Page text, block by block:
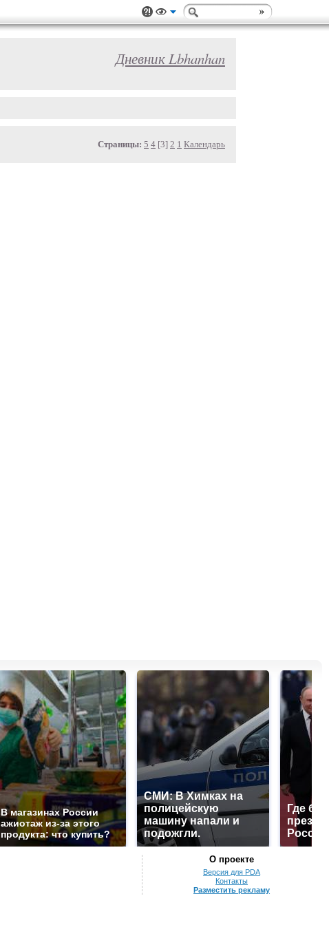
Дневник Lbhanhan
Страницы: 5 4 [3] 2 1 Календарь
В магазинах России
ажиотаж из-за этого
продукта: что купить?
СМИ: В Химках на
полицейскую
машину напали и
подожгли.
Где
О проекте
Версия для PDA
Контакты
Разместить рекламу